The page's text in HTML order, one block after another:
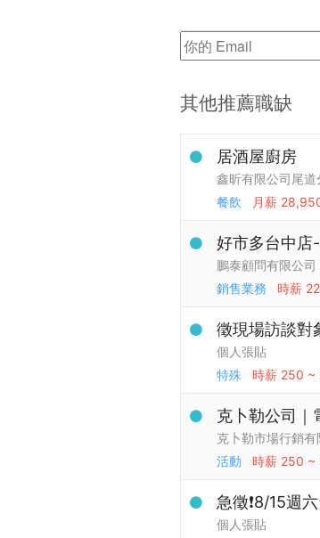
其他推薦職缺
居酒屋廚房
鑫昕有限公司尾道
餐飲
月薪
好市多台中店
鵬泰顧問有限公司
銷售業務
時薪
徵現場訪談對
個人張貼
特殊
時薪 250 ~
克卜勒公司｜
克卜勒市場行銷有
活動
時薪 250 ~
急徵❗️8/15週
個人張貼